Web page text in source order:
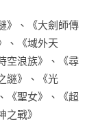
、《大劍師傳
、《域外天
空浪族》、《尋
謎》、《光
《聖女》、《超
戰》